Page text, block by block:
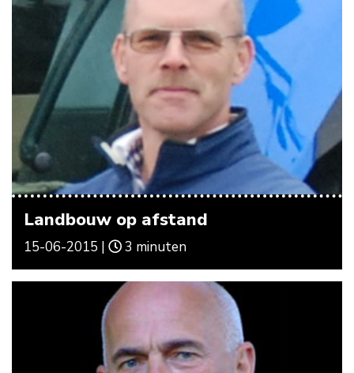
Landbouw op afstand
15-06-2015 | 3 minuten